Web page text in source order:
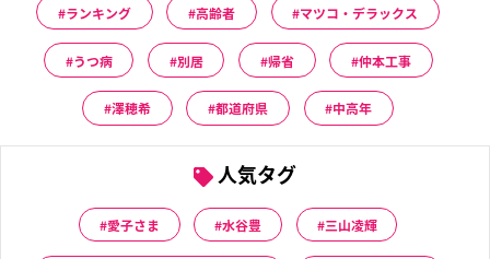
ランキング 高齢者 マツコ・デラックス
うつ病 別居 帰省 仲本工事
澤穂希 都道府県 中高年
人気タグ
愛子さま 水谷豊 三山凌輝